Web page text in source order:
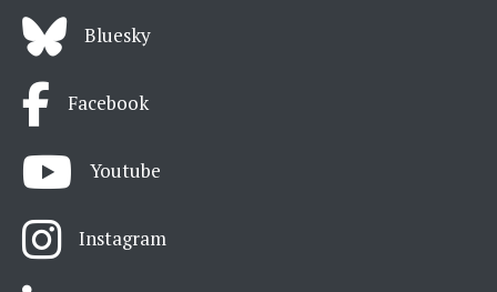
Bluesky
Facebook
Youtube
Instagram